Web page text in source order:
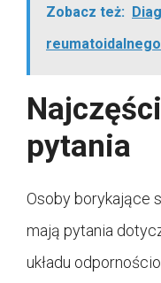
Zobacz też:
pytania
Osoby borykające
mają pytania
układu